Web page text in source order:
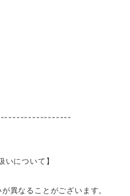
いについて】
異なることがございます。